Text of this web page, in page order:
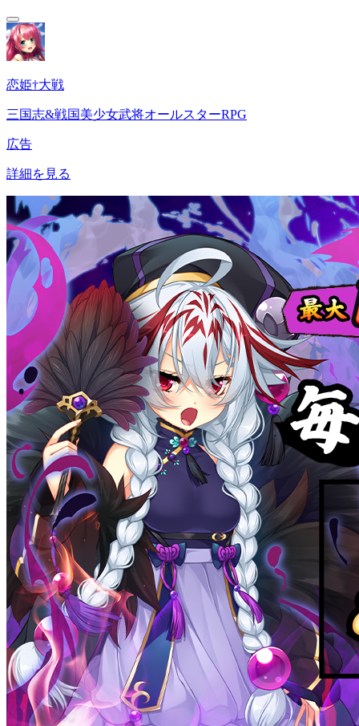
恋姫†大戦
三国志&戦国美少女武将オールスターRPG
広告
詳細を見る